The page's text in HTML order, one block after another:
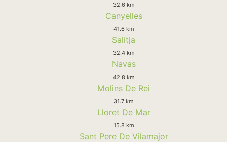
32.6 km
Canyelles
41.6 km
Salitja
32.4 km
Navas
42.8 km
Molins De Rei
31.7 km
Lloret De Mar
15.8 km
Sant Pere De Vilamajor